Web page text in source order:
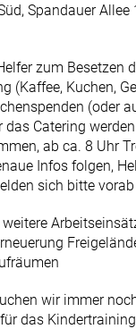
Spandauer Allee
zum Besetzen
(Kaffee, Kuchen,
(oder
das Catering
ab ca. 8 Uhr
Infos folgen,
sich bitte
wir immer
das